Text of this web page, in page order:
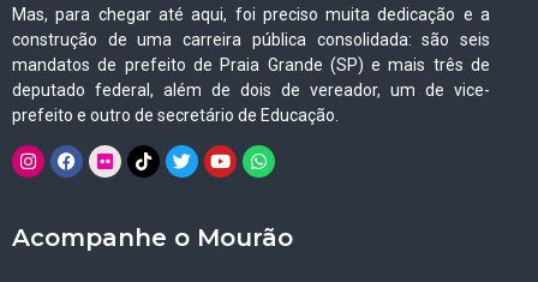
Mas, para chegar até aqui, foi preciso muita dedicação e a
construção de uma carreira pública consolidada: são seis
mandatos de prefeito de Praia Grande (SP) e mais três de
deputado federal, além de dois de vereador, um de vice-
prefeito e outro de secretário de Educação.
Acompanhe o Mourão